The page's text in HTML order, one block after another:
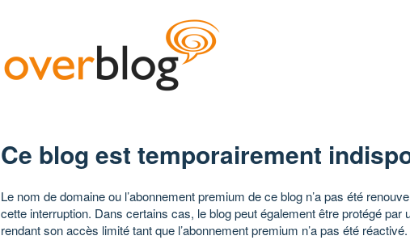
Ce blog est temporairement
Le nom de domaine ou l’abonnement premium de ce blog n’a pas été
cette interruption. Dans certains cas, le blog peut également être protégé par
rendant son accès limité tant que l’abonnement premium n’a pas été réactivé.